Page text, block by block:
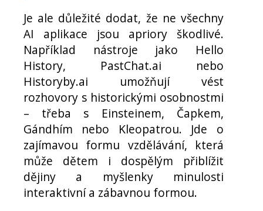
Je ale důležité dodat, že ne všechny
AI aplikace jsou apriory škodlivé.
Například nástroje jako Hello
History, PastChat.ai nebo
Historyby.ai umožňují vést
rozhovory s historickými osobnostmi
– třeba s Einsteinem, Čapkem,
Gándhím nebo Kleopatrou. Jde o
zajímavou formu vzdělávání, která
může dětem i dospělým přiblížit
dějiny a myšlenky minulosti
interaktivní a zábavnou formou.